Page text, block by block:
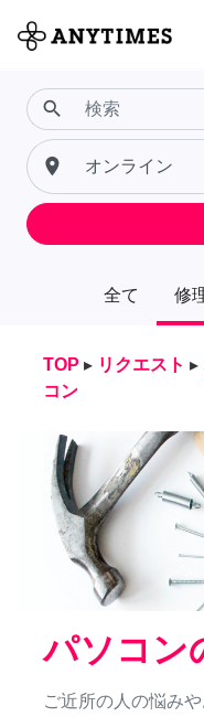
全て 修
search
place
TOP ▸ リクエスト ▸
コン
パソコン
ご近所の人の悩み